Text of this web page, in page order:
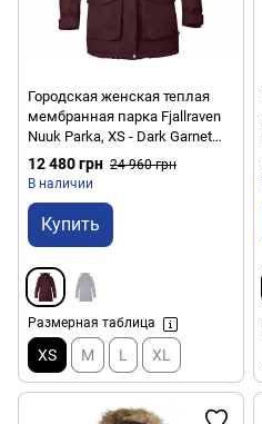
Городская женская теплая
мембранная парка Fjallraven
Nuuk Parka, XS - Dark Garnet
(89655.356.XS) 2021
12 480 грн 24 960 грн
В наличии
Купить
Размерная таблица
XS M L XL